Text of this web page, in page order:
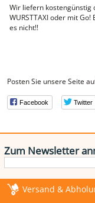
Wir liefern kostengünstig
WURSTTAXI oder mit
es nicht!!
Posten Sie unsere Seite
Facebook Twitter
Zum Newsletter
Versand &